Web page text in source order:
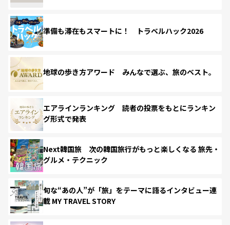
準備も滞在もスマートに！ トラベルハック2026
地球の歩き方アワード みんなで選ぶ、旅のベスト。
エアラインランキング 読者の投票をもとにランキン
グ形式で発表
Next韓国旅 次の韓国旅行がもっと楽しくなる 旅先・
グルメ・テクニック
旬な“あの人”が「旅」をテーマに語るインタビュー連
載 MY TRAVEL STORY